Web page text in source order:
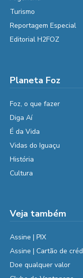
Turismo
Reportagem Especial
Editorial H2FOZ
Planeta Foz
Foz, o que fazer
Diga Aí
É da Vida
Vidas do Iguaçu
História
Cultura
Veja também
Assine | PIX
Assine | Cartão de
Doe qualquer valor